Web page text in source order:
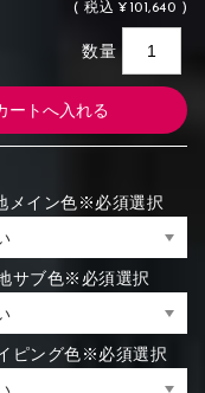
(税込 ¥101,640 )
数量
メイン色※必須選択
サブ色※必須選択
ピング色※必須選択